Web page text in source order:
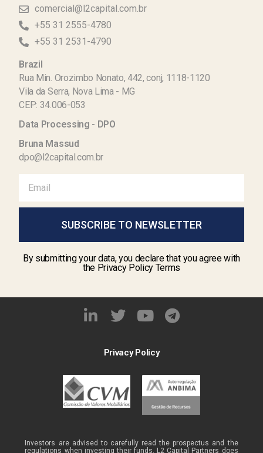
comercial@l2capital.com.br
+55 31 2555-4780
+55 31 2531-4790
Brazil
Rua Min. Orozimbo Nonato, 442, conj, 1118-1120
Vila da Serra, Nova Lima - MG
CEP: 34.006-053
Data Processing - DPO
Bruna Massud
dpo@l2capital.com.br
SUBSCRIBE TO NEWSLETTER
By submitting your data, you declare that you agree with
the Privacy Policy Terms
Privacy Policy
Investors are advised to carefully read the prospectus and the
regulations when investing their funds. L2 Capital Partners does